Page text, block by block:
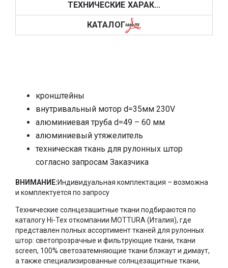
солнцезащиты жилых и коммерческих помещений,
подключаются к сети 220V и могут управляться при
помощи оригинальных пультов Mottura, проводных
кнопок, а также без препятствий подключаются к
системами MOTTURA, c возможностью создания
автоматизации по календарному плану, таймеру с
использованием климатических датчиков MOTTURA.
Солнцезащитные рулонные шторы Energy
Гц). Остановка полотна рулонной шторы производится в
любой позиции с помощью
рулонной шторы, предназначенные для открытого и
скрытого монтажа, позволяют обеспечить правильное
расположение рулонной шторы относительно окна.
Декоративные крышки на кронштейны изготовлены из
противоударного термопластика и предлагаются в
нескольких цветовых решениях.
Купить электрические рулонные шторы в Киеве можно в
шоу-руме «VOGUE INTERIORS», а также Вы можете
ТЕХНИЧЕСКИЕ ХАРАК...
КАТАЛОГ
кронштейны
внутривальный моторd=35мм 230V
алюминиевая труба d=49 – 60 мм
алюминиевый утяжелитель
техническая ткань для рулонных штор
согласно запросам Заказчика
ВНИМАНИЕ:Индивидуальная комплектация – возможна
и комплектуется по запросу
Технические солнцезашитные ткани подбираются по
каталогу Hi-Texоткомпании MOTTURA (Италия), где
представлен полных ассортимент тканей для рулонных
штор: светопрозрачные и фильтрующие ткани, ткани
screen, 100% светозатемняющие ткани блэкаут и димаут,
а также специализированные солнцезащитные ткани,